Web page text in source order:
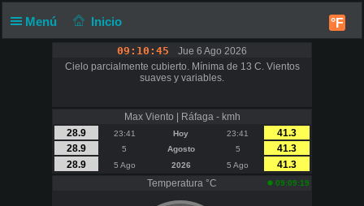
Menú Inicio °F
09:10:45
Jue 6 Ago 2026
Cielo parcialmente cubierto. Mínima de 13 C. Vientos
suaves y variables.
Max Viento | Ráfaga - kmh
28.9
23:41 Hoy 23:41
41.3
28.9
5 Agosto 5
41.3
28.9
5 Ago 2026 5 Ago
41.3
Temperatura °C
09:09:19